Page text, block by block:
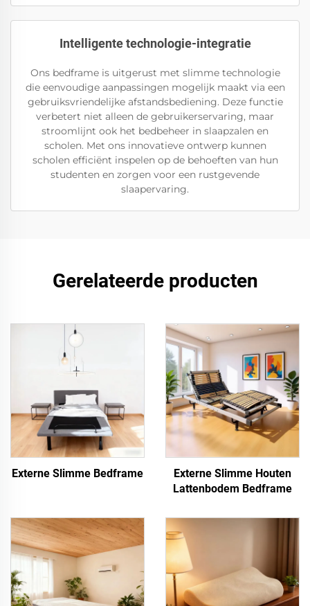
Intelligente technologie-integratie
Ons bedframe is uitgerust met slimme technologie
die eenvoudige aanpassingen mogelijk maakt via een
gebruiksvriendelijke afstandsbediening. Deze functie
verbetert niet alleen de gebruikerservaring, maar
stroomlijnt ook het bedbeheer in slaapzalen en
scholen. Met ons innovatieve ontwerp kunnen
scholen efficiënt inspelen op de behoeften van hun
studenten en zorgen voor een rustgevende
slaapervaring.
Gerelateerde producten
Externe Slimme Bedframe
Externe Slimme Houten
Lattenbodem Bedframe